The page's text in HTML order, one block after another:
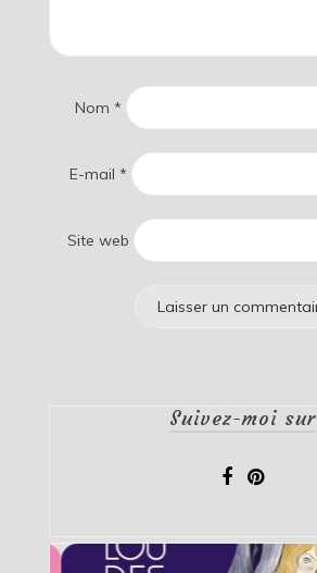
Nom *
E-mail *
Site web
Suivez-moi sur